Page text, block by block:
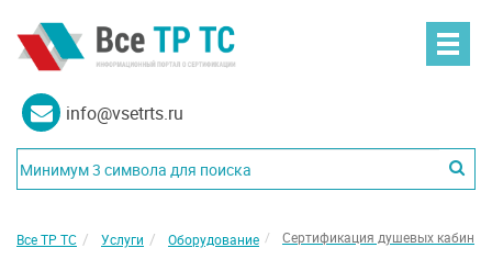
info@vsetrts.ru
Все ТР ТС Услуги Оборудование Сертификация душевых кабин